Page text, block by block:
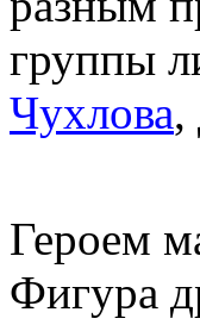
группы
Чухлова,
Героем
Фигура